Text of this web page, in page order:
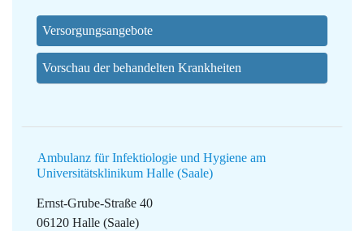
Versorgungsangebote
Vorschau der behandelten Krankheiten
Ambulanz für Infektiologie und Hygiene am
Universitätsklinikum Halle (Saale)
Ernst-Grube-Straße 40
06120 Halle (Saale)